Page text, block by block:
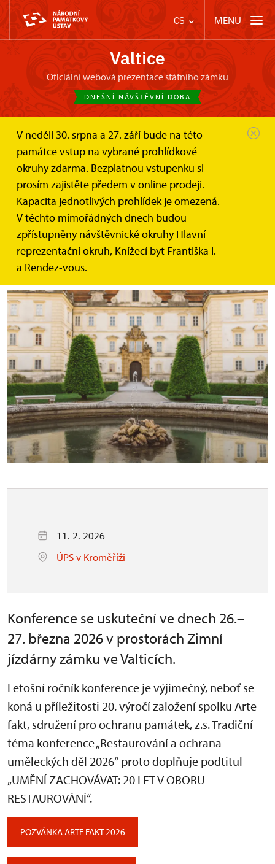
CS MENU
Valtice
oficiální webová prezentace státního zámku
DNEŠNÍ NÁVŠTĚVNÍ DOBA
V neděli 30. srpna a 27. září bude na této
památce vstup na vybrané prohlídkové
okruhy zdarma. Bezplatnou vstupenku si
prosím zajistěte předem v online prodeji.
Kapacita jednotlivých prohlídek je omezená.
V těchto mimořádných dnech budou
zpřístupněny návštěvnické okruhy Hlavní
reprezentační okruh, Knížecí byt Františka I.
a Rendez-vous.
Zámek Valtice
Zprávy
Restaurování a ochrana uměleckých...
Restaurování a ochrana
uměleckých děl 2026 –
konference Arte fakt, sdružení
pro ochranu památek , z.s.
11. 2. 2026
ÚPS v Kroměříži
Konference se uskuteční ve dnech 26.–
27. března 2026 v prostorách Zimní
jízdárny zámku ve Valticích.
Letošní ročník konference je výjimečný, neboť se
koná u příležitosti 20. výročí založení spolku Arte
fakt, sdružení pro ochranu památek, z.s. Tradiční
téma konference „Restaurování a ochrana
uměleckých děl 2026“ proto doplňuje podtitul
„UMĚNÍ ZACHOVÁVAT: 20 LET V OBORU
RESTAUROVÁNÍ“.
POZVÁNKA ARTE FAKT 2026